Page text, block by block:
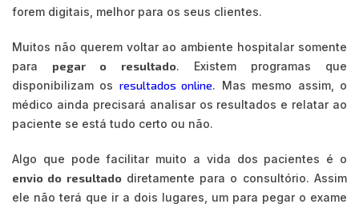
forem digitais, melhor para os seus clientes.
Muitos não querem voltar ao ambiente hospitalar somente
para pegar o resultado. Existem programas que
disponibilizam os resultados online. Mas mesmo assim, o
médico ainda precisará analisar os resultados e relatar ao
paciente se está tudo certo ou não.
Algo que pode facilitar muito a vida dos pacientes é o
envio do resultadodiretamente para o consultório. Assim
ele não terá que ir a dois lugares, um para pegar o exame